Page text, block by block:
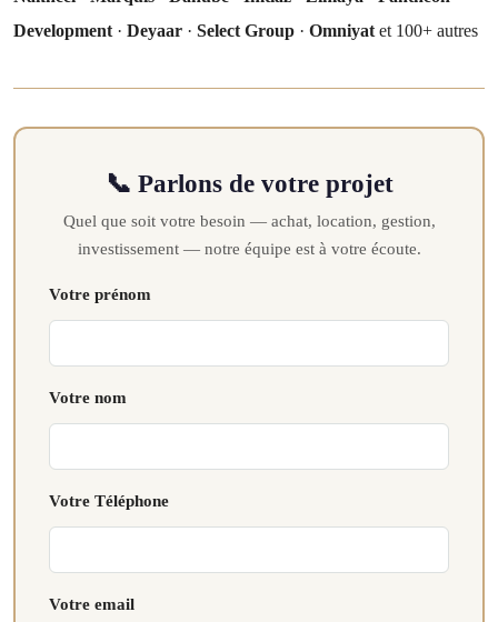
Development · Deyaar · Select Group · Omniyat et 100+ autres
📞 Parlons de votre projet
Quel que soit votre besoin — achat, location, gestion,
investissement — notre équipe est à votre écoute.
Votre prénom
Votre nom
Votre Téléphone
Votre email